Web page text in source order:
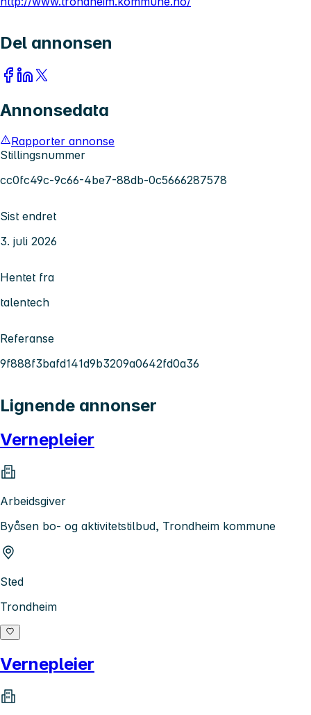
Del annonsen
Annonsedata
Rapporter annonse
Stillingsnummer
cc0fc49c-9c66-4be7-88db-0c5666287578
Sist endret
3. juli 2026
Hentet fra
talentech
Referanse
9f888f3bafd141d9b3209a0642fd0a36
Lignende annonser
Vernepleier
Arbeidsgiver
Byåsen bo- og aktivitetstilbud, Trondheim kommune
Sted
Trondheim
Vernepleier